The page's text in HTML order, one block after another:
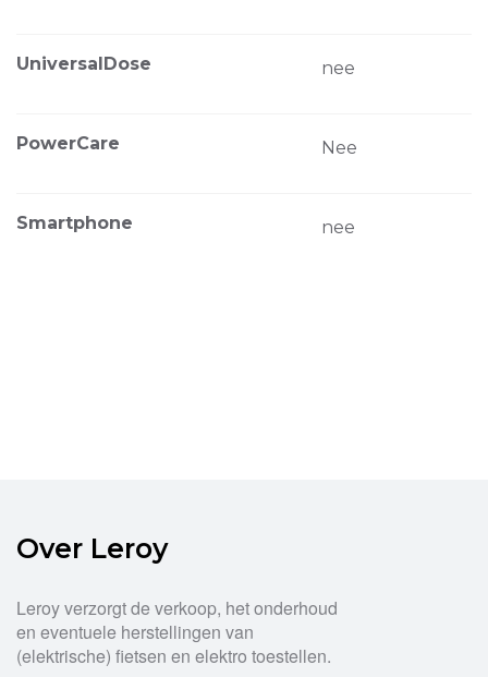
UniversalDose nee
PowerCare Nee
Smartphone nee
Over Leroy
Leroy verzorgt de verkoop, het onderhoud
en eventuele herstellingen van
(elektrische) fietsen en elektro toestellen.